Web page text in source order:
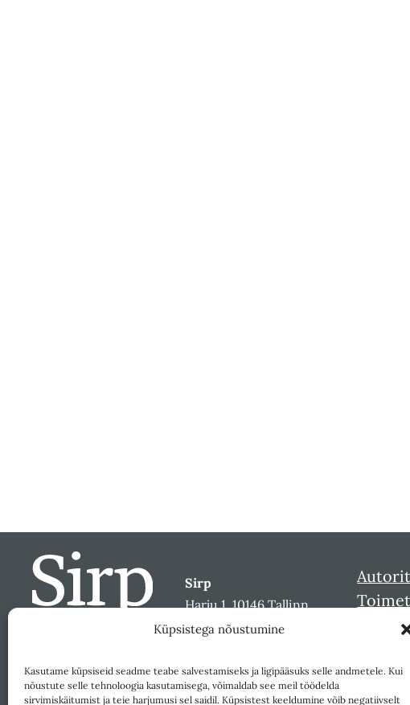
Küpsistega nõustumine
Kasutame küpsiseid seadme teabe salvestamiseks ja ligipääsuks selle andmetele. Kui
nõustute selle tehnoloogia kasutamisega, võimaldab see meil töödelda
sirvimiskäitumist ja teie harjumusi sel saidil. Küpsistest keeldumine võib negatiivselt
Sirp
Harju 1, 10146 Tallinn
sirp@sirp.ee
Toeta
Sirbi